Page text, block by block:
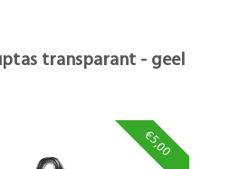
transparant - geel
€5,00